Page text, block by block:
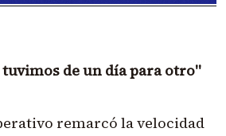
de un día para otro"
remarcó la velocidad